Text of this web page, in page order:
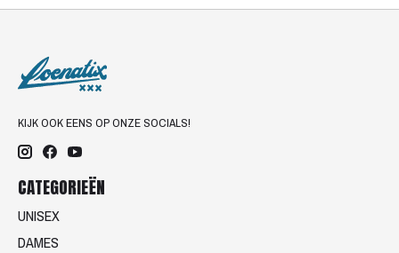
KIJK OOK EENS OP ONZE SOCIALS!
CATEGORIEËN
UNISEX
DAMES